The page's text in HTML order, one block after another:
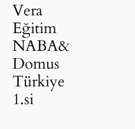
Vera
Eğitim
NABA&
Domus
Türkiye
1.si